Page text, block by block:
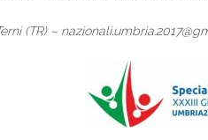
(TR) –